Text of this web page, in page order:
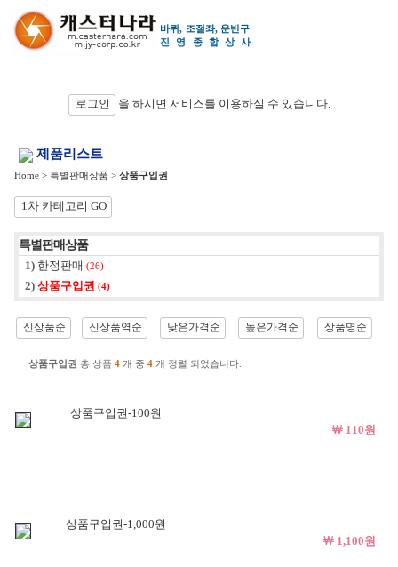
바퀴, 조절좌, 운반구
진영종합상 사
로그인 을 하시면 서비스를 이용하실 수 있습니다.
제품리스트
Home> 특별판매상품 > 상품구입권
1차 카테고리 GO
특별판매상품
1) 한정판매 (26)
2) 상품구입권 (4)
신상품순 신상품역순 낮은가격순 높은가격순 상품명순
ㆍ 상품구입권 총 상품 4개 중 4개 정렬 되었습니다.
상품구입권-100원
￦ 110원
상품구입권-1,000원
￦ 1,100원